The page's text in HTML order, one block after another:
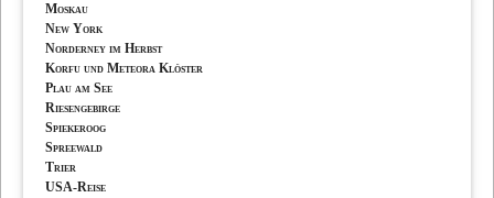
Moskau
New York
Norderney im Herbst
Korfu und Meteora Klöster
Plau am See
Riesengebirge
Spiekeroog
Spreewald
Trier
USA-Reise